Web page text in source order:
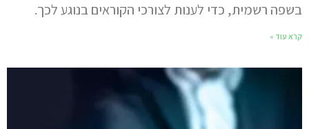
בשפה רשמית, כדי לענות לצורכי הקוראים בנוגע לכך.
קרא עוד »